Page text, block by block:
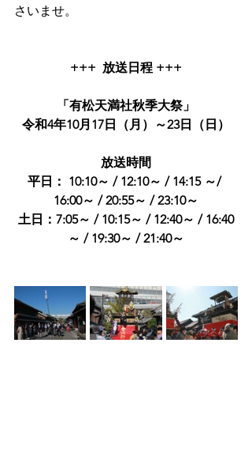
さいませ。
+++  放送日程 +++
「有松天満社秋季大祭」
令和4年10月17日（月）～23日（日）
放送時間
平日： 10:10～ / 12:10～ / 14:15 ～/
16:00～ / 20:55～ / 23:10～
土日：7:05～ / 10:15～ / 12:40～ / 16:40
～ / 19:30～ / 21:40～